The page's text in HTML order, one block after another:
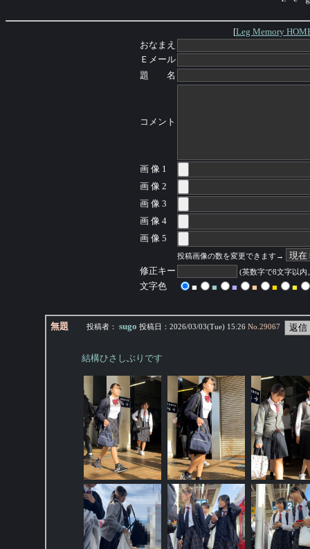
[Leg Memory
おなまえ
Ｅメール
題 名
コメント
画 像 1
画 像 2
画 像 3
画 像 4
画 像 5
投稿画像の数を変更できます→
修正キー (英数字で8文字以内
文字色 ■ ■ ■ ■ ■ ■
無題 投稿者： sugo 投稿日： 2026/03/03(Tue) 15:26 No. 29067
結構ひさしぶりです